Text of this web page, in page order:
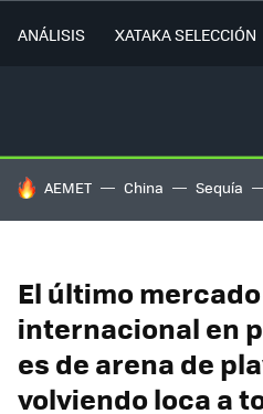
ANÁLISIS XATAKA SELECCIÓN
HOY SE HABLA DE
AEMET China Sequía
El último
internacional en
es de arena de
volviendo loca a